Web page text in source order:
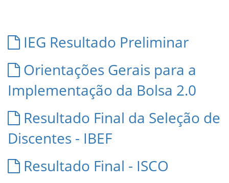
IEG Resultado Preliminar
Orientações Gerais para a
Implementação da Bolsa 2.0
Resultado Final da Seleção de
Discentes - IBEF
Resultado Final - ISCO